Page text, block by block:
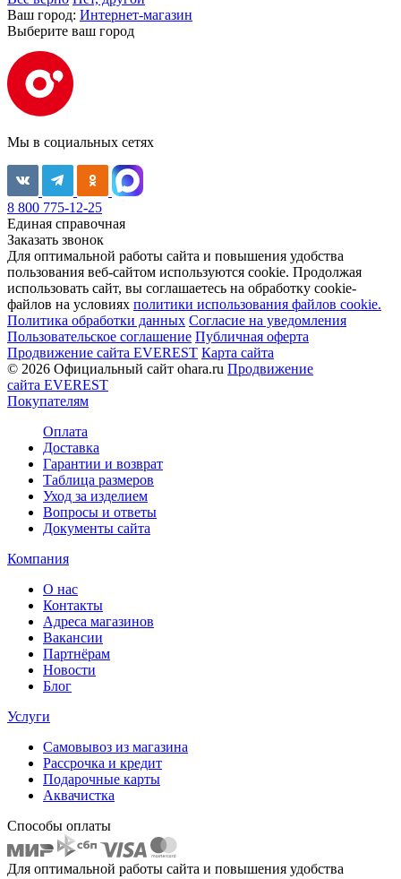
Ваш город: Интернет-магазин
Выберите ваш город
Мы в социальных сетях
8 800 775-12-25
Единая справочная
Заказать звонок
Для оптимальной работы сайта и повышения удобства
пользования веб-сайтом используются cookie. Продолжая
использовать сайт, вы соглашаетесь на обработку cookie-
файлов на условиях политики использования файлов cookie.
Политика обработки данных Согласие на уведомления
Пользовательское соглашение Публичная оферта
Продвижение сайта EVEREST Карта сайта
© 2026 Официальный сайт ohara.ru Продвижение
сайта EVEREST
Покупателям
Оплата
Доставка
Гарантии и возврат
Таблица размеров
Уход за изделием
Вопросы и ответы
Документы сайта
Компания
О нас
Контакты
Адреса магазинов
Вакансии
Партнёрам
Новости
Блог
Услуги
Самовывоз из магазина
Рассрочка и кредит
Подарочные карты
Аквачистка
Способы оплаты
Для оптимальной работы сайта и повышения удобства